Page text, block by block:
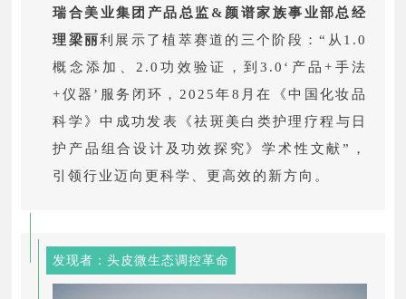
瑞合美业集团产品总监&颜谱家族事业部总经
理梁丽利展示了植萃赛道的三个阶段：“从1.0
概念添加、2.0功效验证，到3.0‘产品+手法
+仪器’服务闭环，2025年8月在《中国化妆品
科学》中成功发表《祛斑美白类护理疗程与日
护产品组合设计及功效探究》学术性文献”，
引领行业迈向更科学、更高效的新方向。
发现者：头皮微生态调控革命